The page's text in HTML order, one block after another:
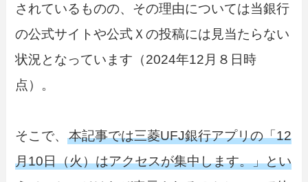
されているものの、その理由については当銀行
の公式サイトや公式Ｘの投稿には見当たらない
状況となっています（2024年12月８日時
点）。
そこで、本記事では三菱UFJ銀行アプリの「12
月10日（火）はアクセスが集中します。」とい